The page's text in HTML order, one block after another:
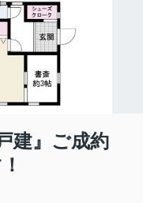
建』ご成約